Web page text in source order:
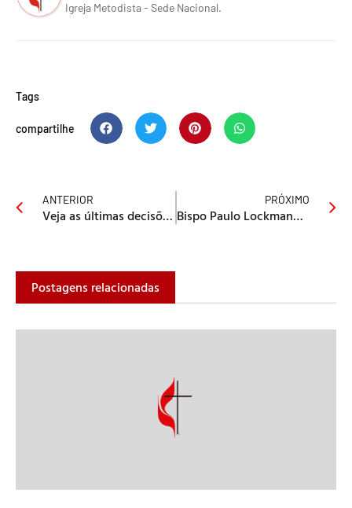
Igreja Metodista - Sede Nacional.
Tags
compartilhe
ANTERIOR
Veja as últimas decisões da Comissão Geral de Constituição e Justiça
PRÓXIMO
Bispo Paulo Lockmann recomenda leitura do Expositor Cristão
Postagens relacionadas